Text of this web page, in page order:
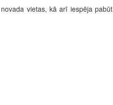
vietas, kā arī iespēja pabūt